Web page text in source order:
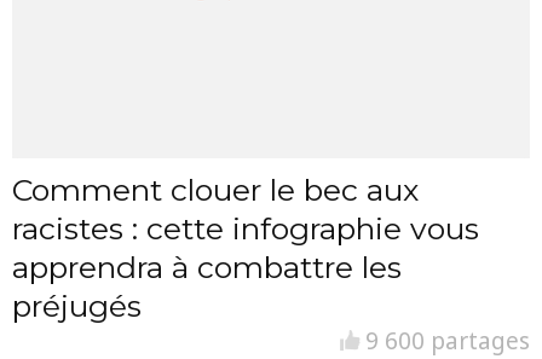
Comment clouer le bec aux
racistes : cette infographie vous
apprendra à combattre les
préjugés
9 600 partages